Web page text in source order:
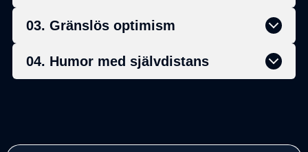
03. Gränslös optimism
04. Humor med självdistans